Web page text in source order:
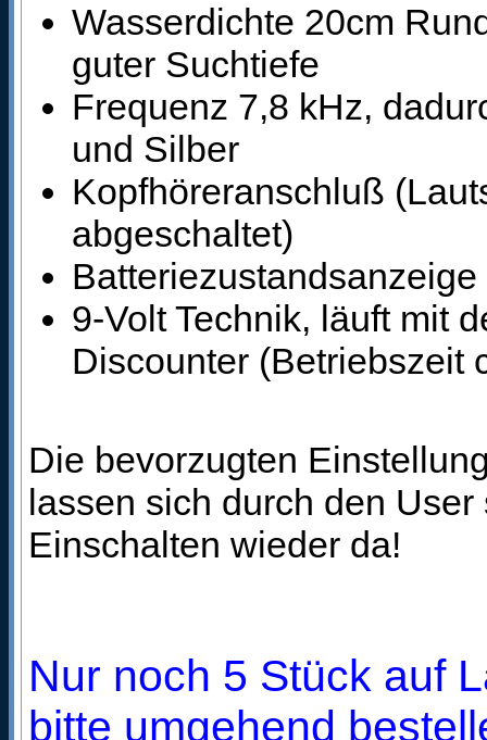
Wasserdichte 20cm
guter Suchtiefe
Frequenz 7,8 kHz,
und Silber
Kopfhöreranschluß
abgeschaltet)
9-Volt Technik, läuft mit
Discounter (Betriebszeit
Die bevorzugten
lassen sich durch den
Einschalten wieder da!
Nur noch 5 Stück auf
bitte umgehend